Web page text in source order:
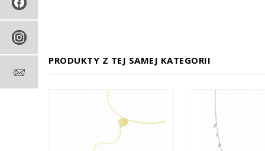
PRODUKTY Z TEJ SAMEJ KATEGORII